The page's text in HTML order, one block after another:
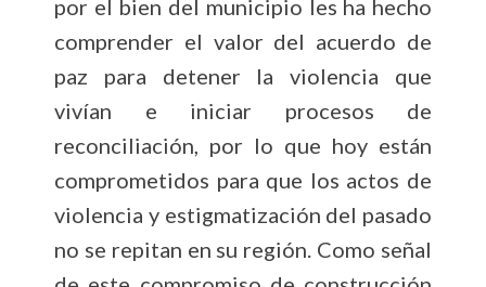
por el bien del municipio les ha hecho
comprender el valor del acuerdo de
paz para detener la violencia que
vivían e iniciar procesos de
reconciliación, por lo que hoy están
comprometidos para que los actos de
violencia y estigmatización del pasado
no se repitan en su región. Como señal